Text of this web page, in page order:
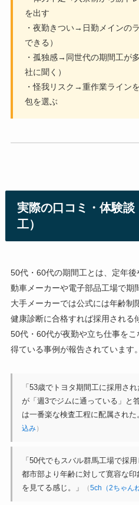
を出す
・夜勤きつい→日勤メインの
できる）
・孤独感→同世代の期間工が
社に聞く）
・怪我リスク→重作業ライン
包を選ぶ
実際の口コミ・体験談
工）
50代・60代の期間工とは、定年
動車メーカーや電子部品工場で期
大手メーカーでは公式には年齢制
健康診断に合格すれば採用される
50代・60代が夜勤や立ち仕事を
得ている事例が報告されています。
「53歳でトヨタ期間工に採用さ
が「週3でジムに通っている」と
は一番楽な検査工程に配属された
込み）
「50代でもスバル群馬工場で採
都市部より年齢に対して寛容な
を見てる感じ。」
（5ch（2ちゃん